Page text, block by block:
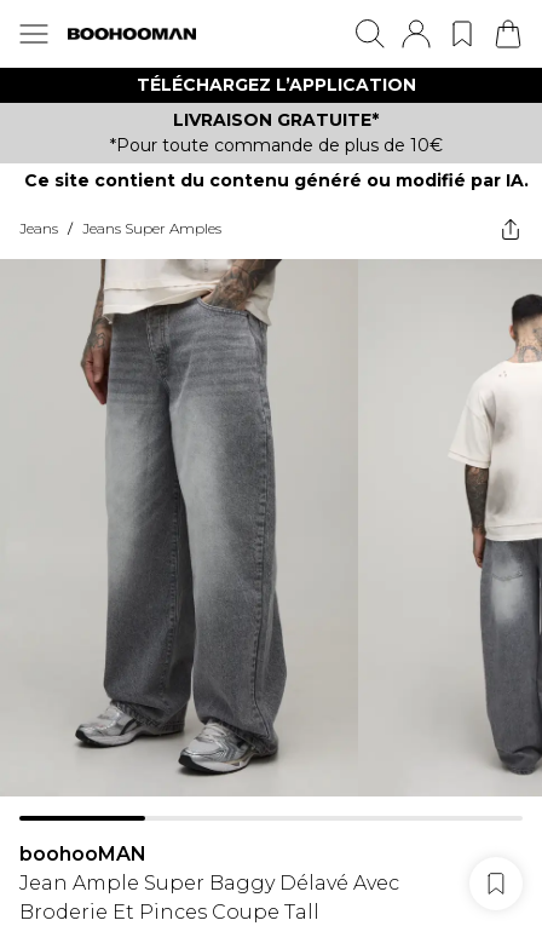
TÉLÉCHARGEZ L’APPLICATION
LIVRAISON GRATUITE*
*Pour toute commande de plus de 10€
Ce site contient du contenu généré ou modifié par IA.
Jeans / Jeans Super Amples
boohooMAN
Jean Ample Super Baggy Délavé Avec
Broderie Et Pinces Coupe Tall